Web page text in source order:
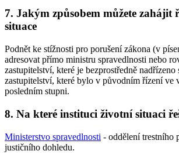
7. Jakým způsobem můžete zahájit
situace
Podnět ke stížnosti pro porušení zákona (v
adresovat přímo ministru spravedlnosti nebo
zastupitelství, které je bezprostředně nadřízeno
zastupitelství, které bylo v původním řízení ve
posledním stupni.
8. Na které instituci životní situaci
Ministerstvo spravedlnosti - oddělení trestního
justičního dohledu.